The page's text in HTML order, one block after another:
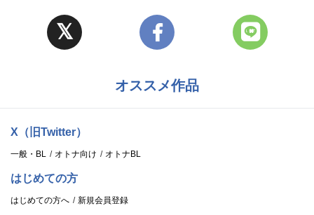
オススメ作品
X（旧Twitter）
一般・BL オトナ向け オトナBL
はじめての方
はじめての方へ 新規会員登録